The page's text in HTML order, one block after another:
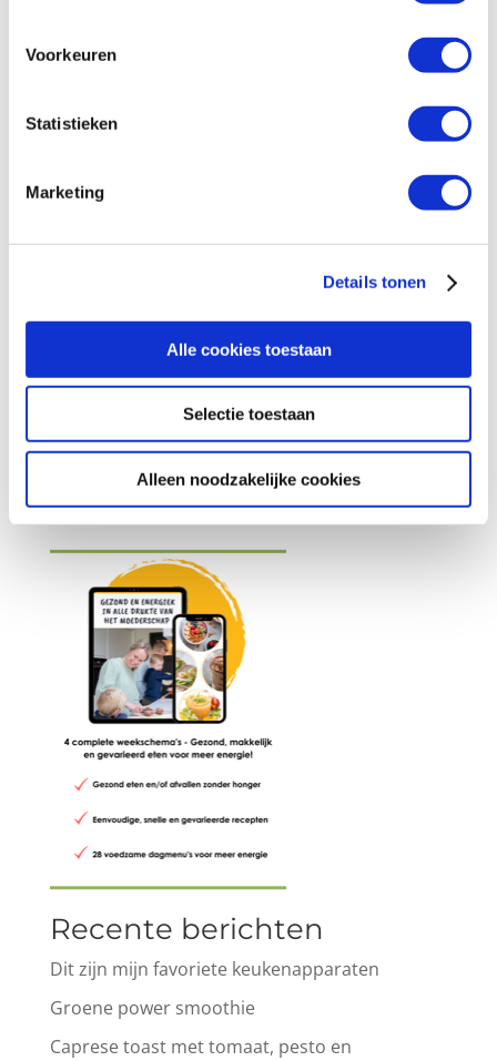
Voorkeuren
Statistieken
Marketing
Details tonen
Alle cookies toestaan
Selectie toestaan
Alleen noodzakelijke cookies
Recente berichten
Dit zijn mijn favoriete keukenapparaten
Groene power smoothie
Caprese toast met tomaat, pesto en